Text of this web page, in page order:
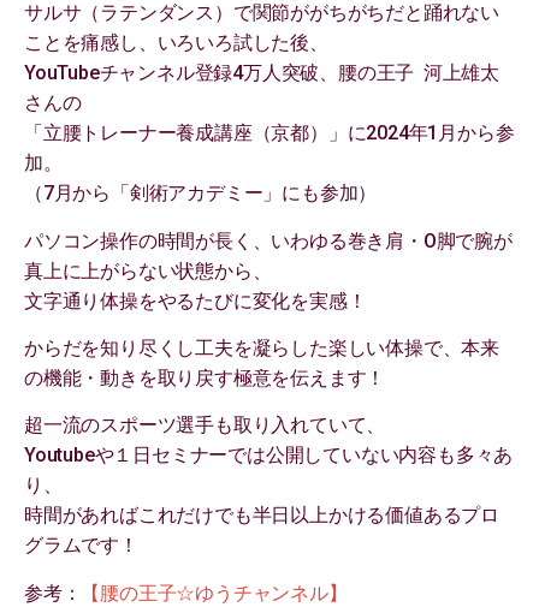
サルサ（ラテンダンス）で関節ががちがちだと踊れない
ことを痛感し、いろいろ試した後、
YouTubeチャンネル登録4万人突破、腰の王子 河上雄太
さんの
「立腰トレーナー養成講座（京都）」に2024年1月から参
加。
（7月から「剣術アカデミー」にも参加）
パソコン操作の時間が長く、いわゆる巻き肩・O脚で腕が
真上に上がらない状態から、
文字通り体操をやるたびに変化を実感！
からだを知り尽くし工夫を凝らした楽しい体操で、本来
の機能・動きを取り戻す極意を伝えます！
超一流のスポーツ選手も取り入れていて、
Youtubeや１日セミナーでは公開していない内容も多々あ
り、
時間があればこれだけでも半日以上かける価値あるプロ
グラムです！
参考： 【腰の王子☆ゆうチャンネル】